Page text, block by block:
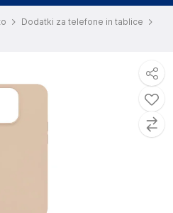
Dodatki za telefone in tablice